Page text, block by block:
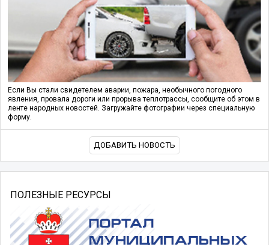
Если Вы стали свидетелем аварии, пожара, необычного погодного
явления, провала дороги или прорыва теплотрассы, сообщите об этом в
ленте народных новостей. Загружайте фотографии через специальную
форму.
ДОБАВИТЬ НОВОСТЬ
ПОЛЕЗНЫЕ РЕСУРСЫ